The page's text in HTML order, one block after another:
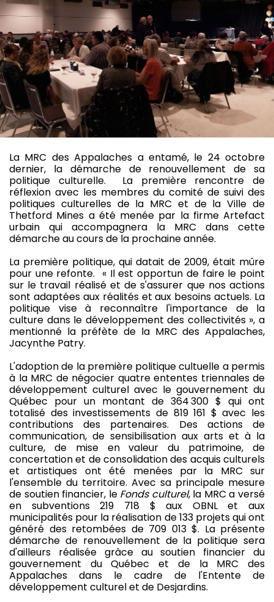
La MRC des Appalaches a entamé, le 24 octobre
dernier, la démarche de renouvellement de sa
politique culturelle. La première rencontre de
réflexion avec les membres du comité de suivi des
politiques culturelles de la MRC et de la Ville de
Thetford Mines a été menée par la firme Artefact
urbain qui accompagnera la MRC dans cette
démarche au cours de la prochaine année.
La première politique, qui datait de 2009, était mûre
pour une refonte. « Il est opportun de faire le point
sur le travail réalisé et de s'assurer que nos actions
sont adaptées aux réalités et aux besoins actuels. La
politique vise à reconnaître l'importance de la
culture dans le développement des collectivités », a
mentionné la préfète de la MRC des Appalaches,
Jacynthe Patry.
L'adoption de la première politique cultuelle a permis
à la MRC de négocier quatre ententes triennales de
développement culturel avec le gouvernement du
Québec pour un montant de 364 300 $ qui ont
totalisé des investissements de 819 161 $ avec les
contributions des partenaires. Des actions de
communication, de sensibilisation aux arts et à la
culture, de mise en valeur du patrimoine, de
concertation et de consolidation des acquis culturels
et artistiques ont été menées par la MRC sur
l'ensemble du territoire. Avec sa principale mesure
de soutien financier, le Fonds culturel, la MRC a versé
en subventions 219 718 $ aux OBNL et aux
municipalités pour la réalisation de 133 projets qui ont
généré des retombées de 709 013 $. La présente
démarche de renouvellement de la politique sera
d'ailleurs réalisée grâce au soutien financier du
gouvernement du Québec et de la MRC des
Appalaches dans le cadre de l'Entente de
développement culturel et de Desjardins.